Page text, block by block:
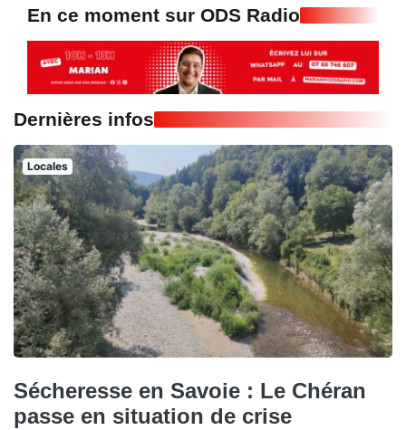
En ce moment sur ODS Radio
Dernières infos
Locales
Sécheresse en Savoie : Le Chéran
passe en situation de crise